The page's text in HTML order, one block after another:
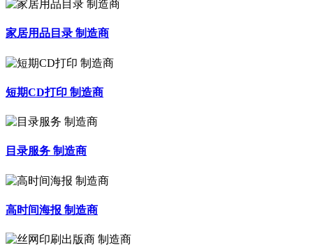
家居用品目录 制造商
短期CD打印 制造商
目录服务 制造商
高时间海报 制造商